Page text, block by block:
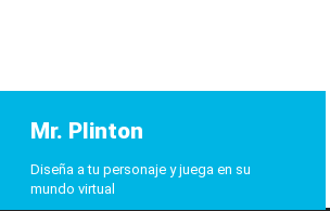
Mr. Plinton
Diseña a tu personaje y juega en su
mundo virtual